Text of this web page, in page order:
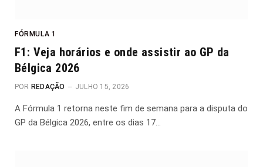
FÓRMULA 1
F1: Veja horários e onde assistir ao GP da
Bélgica 2026
POR REDAÇÃO JULHO 15, 2026
A Fórmula 1 retorna neste fim de semana para a disputa do
GP da Bélgica 2026, entre os dias 17…